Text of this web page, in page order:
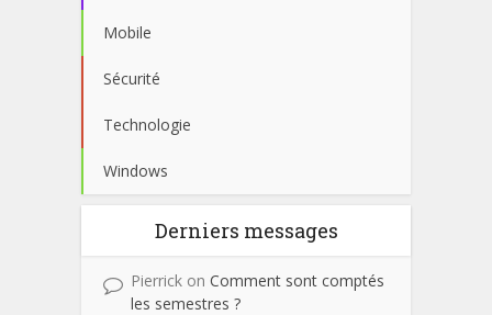
Mobile
Sécurité
Technologie
Windows
Derniers messages
Pierrick on Comment sont comptés
les semestres ?